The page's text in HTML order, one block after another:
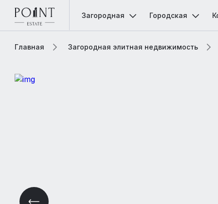
Загородная Городская
Главная Загородная элитная недвижимость